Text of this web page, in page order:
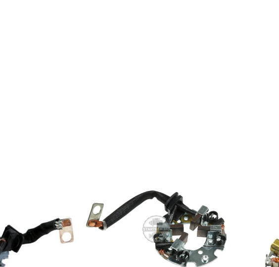
2337897E02, 23378AM60A, 23378EN20A, 23378EN20B, 23378EN20C,
Series 220, Mowers GREENS 2500E JD, Mowers PROFESSIONAL 2653A , Powersport
Gator 6 X 4, Skid Steer Loaders 3375 Yanmar, Skid Steer Loaders 375, Tractors —
— Utility Vehicle (UTV)